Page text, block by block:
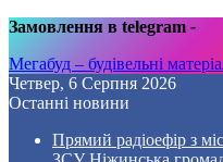
Замовлення в telegram -
Мегабуд – будівельні
Четвер, 6 Серпня 2026
Останні новини
Прямий радіоефір з